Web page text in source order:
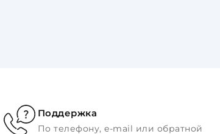
Поддержка
По телефону, e-mail или обратной